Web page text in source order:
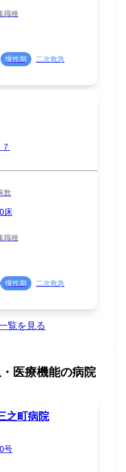
職種
慢性期
二次救急
数
床
職種
慢性期
二次救急
覧を見る
医療機能の病院
之町病院
号